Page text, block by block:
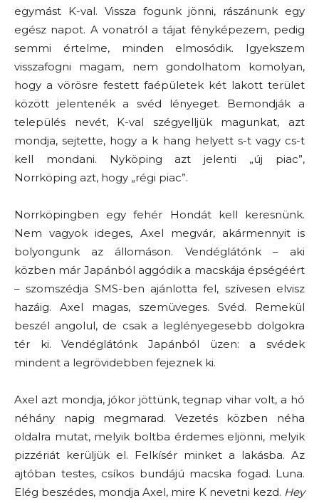
egymást K-val. Vissza fogunk jönni, rászánunk egy
egész napot. A vonatról a tájat fényképezem, pedig
semmi értelme, minden elmosódik. Igyekszem
visszafogni magam, nem gondolhatom komolyan,
hogy a vörösre festett faépületek két lakott terület
között jelentenék a svéd lényeget. Bemondják a
település nevét, K-val szégyelljük magunkat, azt
mondja, sejtette, hogy a k hang helyett s-t vagy cs-t
kell mondani. Nyköping azt jelenti „új piac”,
Norrköping azt, hogy „régi piac”.
Norrköpingben egy fehér Hondát kell keresnünk.
Nem vagyok ideges, Axel megvár, akármennyit is
bolyongunk az állomáson. Vendéglátónk – aki
közben már Japánból aggódik a macskája épségéért
– szomszédja SMS-ben ajánlotta fel, szívesen elvisz
hazáig. Axel magas, szemüveges. Svéd. Remekül
beszél angolul, de csak a leglényegesebb dolgokra
tér ki. Vendéglátónk Japánból üzen: a svédek
mindent a legrövidebben fejeznek ki.
Axel azt mondja, jókor jöttünk, tegnap vihar volt, a hó
néhány napig megmarad. Vezetés közben néha
oldalra mutat, melyik boltba érdemes eljönni, melyik
pizzériát kerüljük el. Felkísér minket a lakásba. Az
ajtóban testes, csíkos bundájú macska fogad. Luna.
Elég beszédes, mondja Axel, mire K nevetni kezd. Hey